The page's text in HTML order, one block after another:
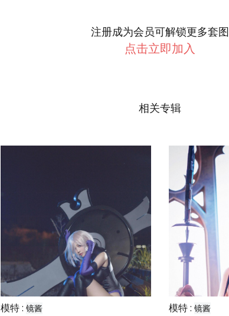
注册成为会员可解锁更多套图
点击立即加入
相关专辑
模特 : 镜酱 模特 : 镜酱